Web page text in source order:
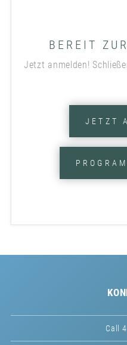
BEREIT
Jetzt anmelden!
JETZT
Call